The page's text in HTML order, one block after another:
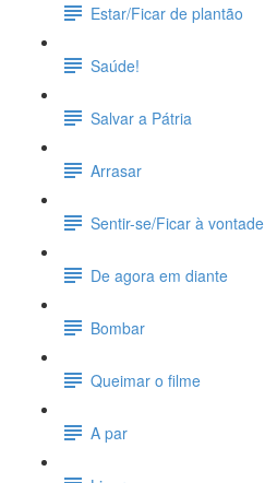
Estar/Ficar de plantão
Saúde!
Salvar a Pátria
Arrasar
Sentir-se/Ficar à vontade
De agora em diante
Bombar
Queimar o filme
A par